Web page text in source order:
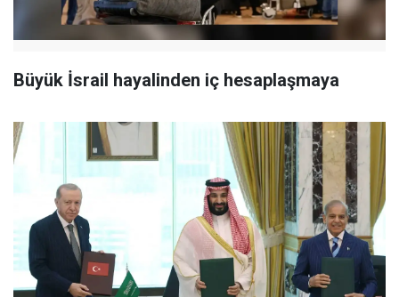
Büyük İsrail hayalinden iç hesaplaşmaya